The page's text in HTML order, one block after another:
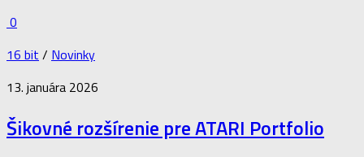
0
16 bit / Novinky
13. januára 2026
Šikovné rozšírenie pre ATARI Portfolio